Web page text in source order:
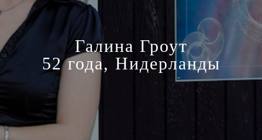
Галина Гроут
52 года, Нидерланды